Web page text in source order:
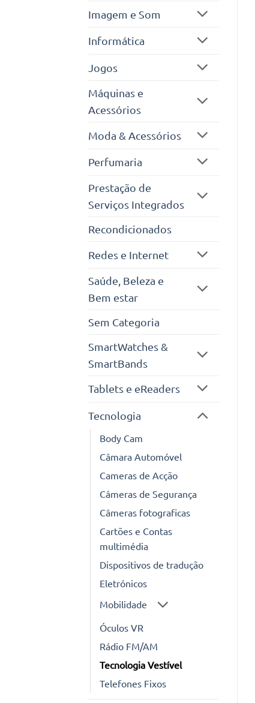
Imagem e Som
Informática
Jogos
Máquinas e
Acessórios
Moda & Acessórios
Perfumaria
Prestação de
Serviços Integrados
Recondicionados
Redes e Internet
Saúde, Beleza e
Bem estar
Sem Categoria
SmartWatches &
SmartBands
Tablets e eReaders
Tecnologia
Body Cam
Câmara Automóvel
Cameras de Acção
Câmeras de Segurança
Câmeras fotograficas
Cartões e Contas
multimédia
Dispositivos de tradução
Eletrónicos
Mobilidade
Óculos VR
Rádio FM/AM
Tecnologia Vestível
Telefones Fixos